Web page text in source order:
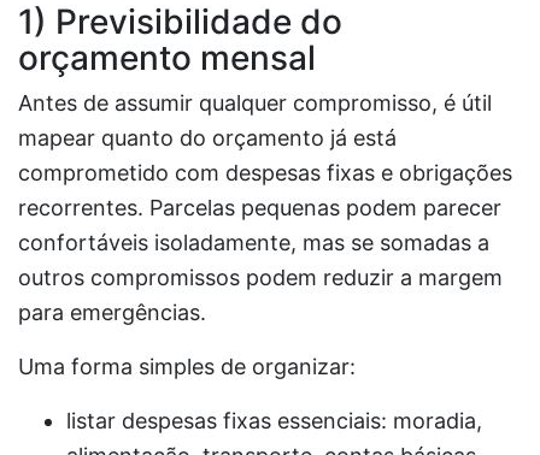
1) Previsibilidade do
orçamento mensal
Antes de assumir qualquer compromisso, é útil
mapear quanto do orçamento já está
comprometido com despesas fixas e obrigações
recorrentes. Parcelas pequenas podem parecer
confortáveis isoladamente, mas se somadas a
outros compromissos podem reduzir a margem
para emergências.
Uma forma simples de organizar:
listar despesas fixas essenciais: moradia,